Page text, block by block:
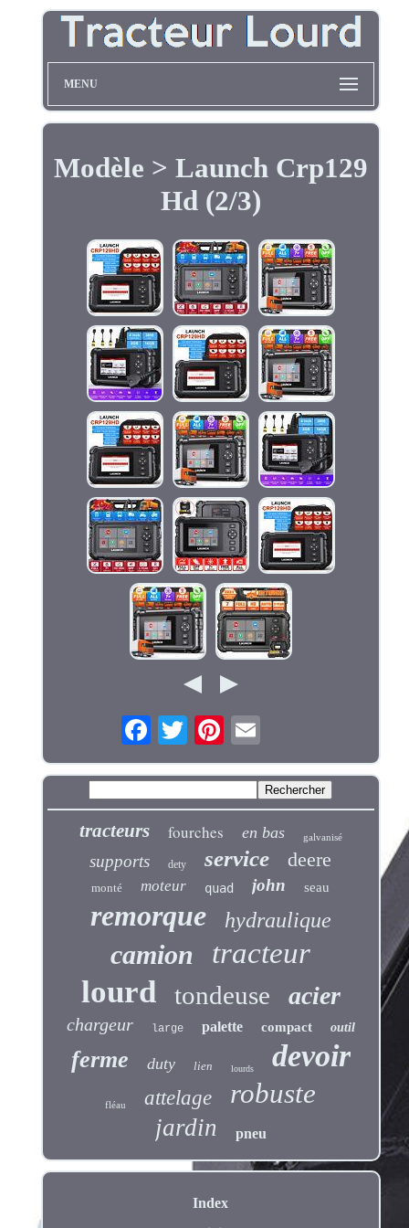
MENU
Modèle > Launch Crp129
Hd (2/3)
tracteurs fourches en bas galvanisé
supports dety service deere
monté moteur quad john seau
remorque hydraulique
camion tracteur
lourd tondeuse acier
chargeur large palette compact outil
ferme duty lien lourds devoir
fléau attelage robuste
jardin pneu
Index